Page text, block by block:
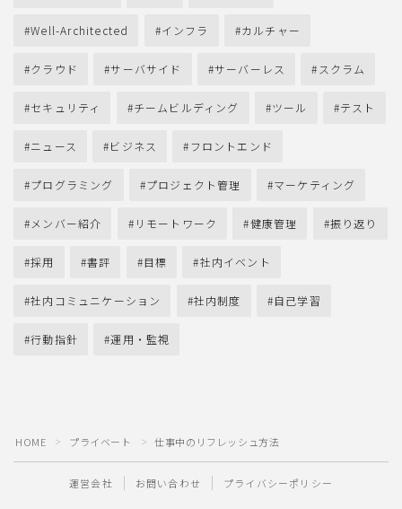
Well-Architected インフラ カルチャー
クラウド サーバサイド サーバーレス スクラム
セキュリティ チームビルディング ツール テスト
ニュース ビジネス フロントエンド
プログラミング プロジェクト管理 マーケティング
メンバー紹介 リモートワーク 健康管理 振り返り
採用 書評 目標 社内イベント
社内コミュニケーション 社内制度 自己学習
行動指針 運用・監視
HOME ＞ プライベート ＞ 仕事中のリフレッシュ方法
運営会社 お問い合わせ プライバシーポリシー